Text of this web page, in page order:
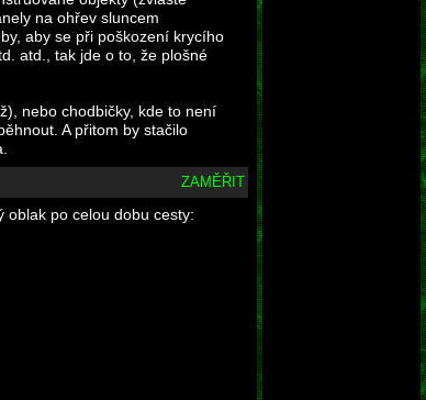
na ohřev sluncem
aby se při poškození krycího
atd., tak jde o to, že plošné
nebo chodbičky, kde to není
A přitom by stačilo
ZAMĚŘIT
oblak po celou dobu cesty: